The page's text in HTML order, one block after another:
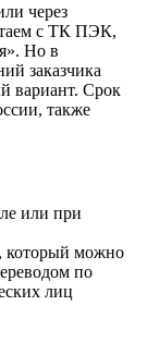
через
с ТК ПЭК,
Но в
заказчика
вариант. Срок
также
или при
который можно
по
лиц